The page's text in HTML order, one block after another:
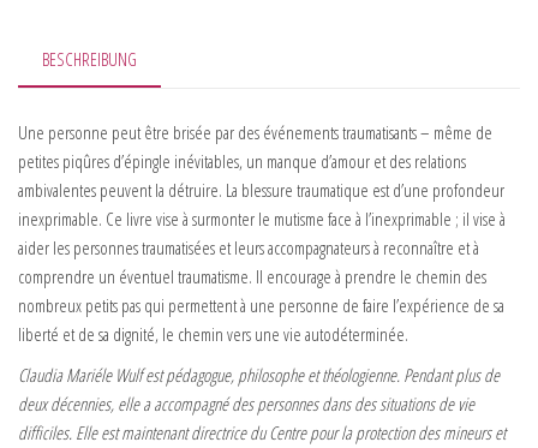
BESCHREIBUNG
Une personne peut être brisée par des événements traumatisants– même de
petites piqûres d’épingle inévitables, un manque d’amour et des relations
ambivalentes peuvent la détruire. La blessure traumatique est d’une profondeur
inexprimable. Ce livre vise à surmonter le mutisme face à l’inexprimable ; il vise à
aider les personnes traumatisées et leurs accompagnateurs à reconnaître et à
comprendre un éventuel traumatisme. Il encourage à prendre le chemin des
nombreux petits pas qui permettent à une personne de faire l’expérience de sa
liberté et de sa dignité, le chemin vers une vie autodéterminée.
Claudia Mariéle Wulf est pédagogue, philosophe et théologienne. Pendant plus de
deux décennies, elle a accompagné des personnes dans des situations de vie
difficiles. Elle est maintenant directrice du Centre pour la protection des mineurs et